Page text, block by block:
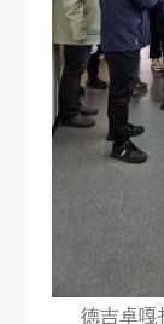
德吉卓嘎